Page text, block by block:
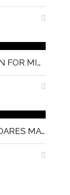
SIA BAIDAK BY BRENDAN TOBIN FOR MISC MAGAZINE
ZUZ & DAVID FOR MARQUES SOARES MAGNITUDE MAGAZINE